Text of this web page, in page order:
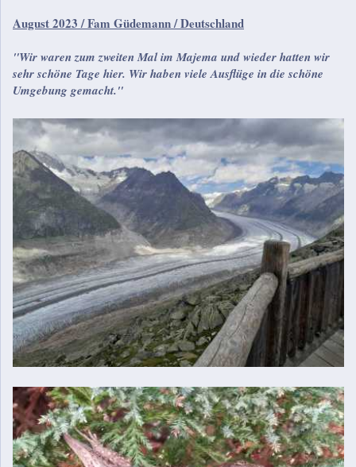
August 2023 / Fam Güdemann / Deutschland
"Wir waren zum zweiten Mal im Majema und wieder hatten wir
sehr schöne Tage hier. Wir haben viele Ausflüge in die schöne
Umgebung gemacht."